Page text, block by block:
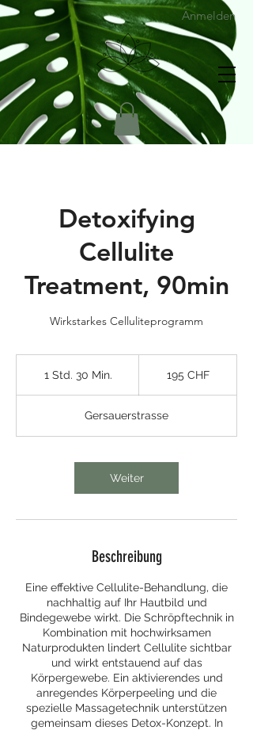
Anmelden
Detoxifying
Cellulite
Treatment, 90min
Wirkstarkes Celluliteprogramm
1 Std. 30 Min.
d
3
M
i
n
Franken195 CHF
Gersauerstrasse
Weiter
Beschreibung
Eine effektive Cellulite-Behandlung, die
nachhaltig auf Ihr Hautbild und
Bindegewebe wirkt. Die Schröpftechnik in
Kombination mit hochwirksamen
Naturprodukten lindert Cellulite sichtbar
und wirkt entstauend auf das
Körpergewebe. Ein aktivierendes und
anregendes Körperpeeling und die
spezielle Massagetechnik unterstützen
gemeinsam dieses Detox-Konzept. In